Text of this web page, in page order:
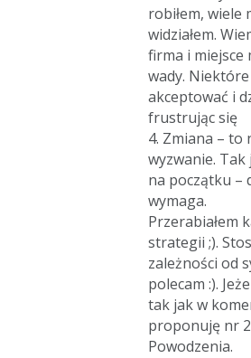
robiłem, wiele
widziałem.
firma i miejsce
wady.
akceptować i
frustrując się
4. Zmiana – to
wyzwanie. Tak
na początku –
wymaga.
Przerabiałem
strategii ;).
zależności od
polecam :).
tak jak w
proponuję nr
Powodzenia.